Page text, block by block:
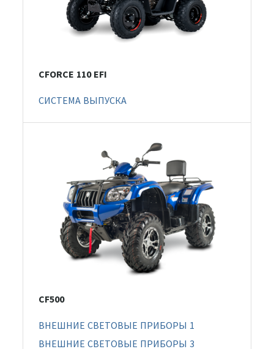
CFORCE 110 EFI
СИСТЕМА ВЫПУСКА
CF500
ВНЕШНИЕ СВЕТОВЫЕ ПРИБОРЫ 1
ВНЕШНИЕ СВЕТОВЫЕ ПРИБОРЫ 3